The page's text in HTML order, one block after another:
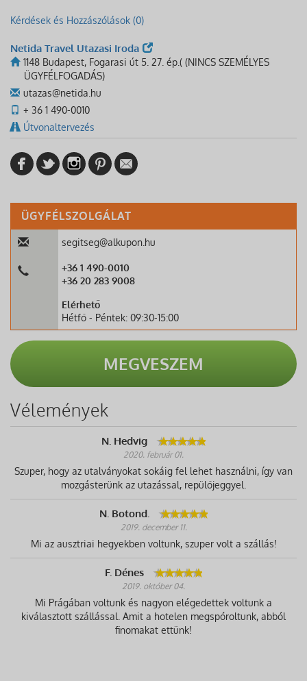
Kérdések és Hozzászólások (0)
Netida Travel Utazasi Iroda
1148 Budapest, Fogarasi út 5. 27. ép.( (NINCS SZEMÉLYES
ÜGYFÉLFOGADÁS)
utazas@netida.hu
+ 36 1 490-0010
Útvonaltervezés
ÜGYFÉLSZOLGÁLAT
segitseg@alkupon.hu
+36 1 490-0010
+36 20 283 9008
Elérhető
Hétfő - Péntek: 09:30-15:00
MEGVESZEM
Vélemények
N. Hedvig
2020. február 01.
Szuper, hogy az utalványokat sokáig fel lehet használni, így van
mozgásterünk az utazással, repülőjeggyel.
N. Botond.
2019. december 11.
Mi az ausztriai hegyekben voltunk, szuper volt a szállás!
F. Dénes
2019. október 04.
Mi Prágában voltunk és nagyon elégedettek voltunk a
kiválasztott szállással. Amit a hotelen megspóroltunk, abból
finomakat ettünk!